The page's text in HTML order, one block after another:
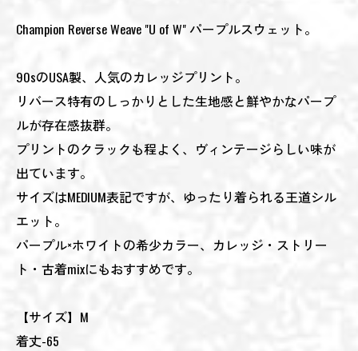
Champion Reverse Weave "U of W" パープルスウェット。
90sのUSA製、人気のカレッジプリント。
リバース特有のしっかりとした生地感と鮮やかなパープ
ルが存在感抜群。
プリントのクラックも程よく、ヴィンテージらしい味が
出ています。
サイズはMEDIUM表記ですが、ゆったり着られる王道シル
エット。
パープル×ホワイトの希少カラー、カレッジ・ストリー
ト・古着mixにもおすすめです。
【サイズ】M
着丈-65